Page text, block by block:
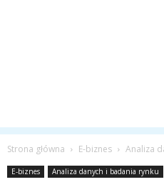
Strona główna E-biznes Analiza
E-biznes Analiza danych i badania rynku